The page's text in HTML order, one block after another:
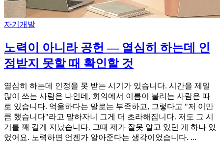
자기개발
노력이 아니라 공헌 — 열심히 하는데 인
정받지 못할 때 확인할 것
열심히 하는데 인정을 못 받는 시기가 있습니다. 시간을 제일
많이 쓰는 사람은 나인데, 회의에서 이름이 불리는 사람은 따
로 있습니다. 억울하다는 말로는 부족하고, 그렇다고 "저 이만
큼 했습니다"라고 말하자니 그게 더 초라해집니다. 저도 그 시
기를 꽤 길게 지났습니다. 그때 제가 잘못 알고 있던 게 하나 있
었어요. 노력하면 언젠가 알아준다는 생각이었습니다. ...